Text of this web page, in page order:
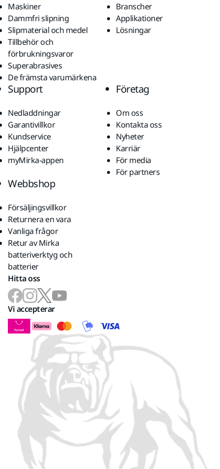
Maskiner
Dammfri slipning
Slipmaterial och medel
Tillbehör och
förbrukningsvaror
Superabrasives
De främsta varumärkena
Branscher
Applikationer
Lösningar
Support
Nedladdningar
Garantivillkor
Kundservice
Hjälpcenter
myMirka-appen
Företag
Om oss
Kontakta oss
Nyheter
Karriär
För media
För partners
Webbshop
Försäljingsvillkor
Returnera en vara
Vanliga frågor
Retur av Mirka
batteriverktyg och
batterier
Hitta oss
Vi accepterar